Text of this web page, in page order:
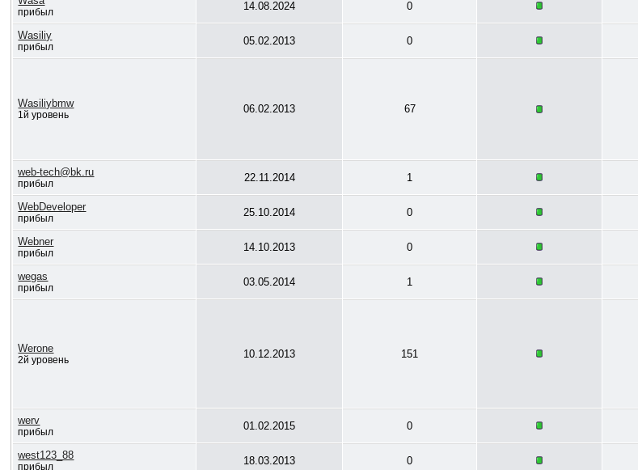
прибыл 14.08.2024 0
Wasiliy
прибыл 05.02.2013 0
Wasiliybmw
1й уровень 06.02.2013 67
web-tech@bk.ru
прибыл 22.11.2014 1
WebDeveloper
прибыл 25.10.2014 0
Webner
прибыл 14.10.2013 0
wegas
прибыл 03.05.2014 1
Werone
2й уровень 10.12.2013 151
werv
прибыл 01.02.2015 0
west123_88
прибыл 18.03.2013 0